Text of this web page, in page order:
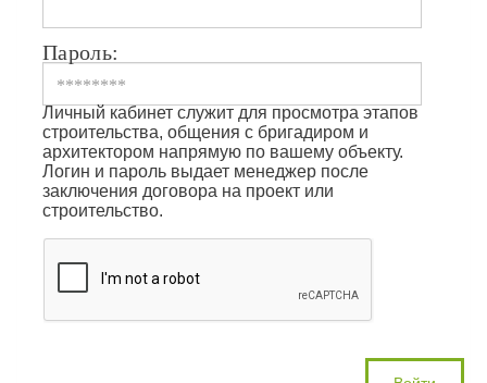
Пароль:
Личный кабинет служит для просмотра этапов
строительства, общения с бригадиром и
архитектором напрямую по вашему объекту.
Логин и пароль выдает менеджер после
заключения договора на проект или
строительство.